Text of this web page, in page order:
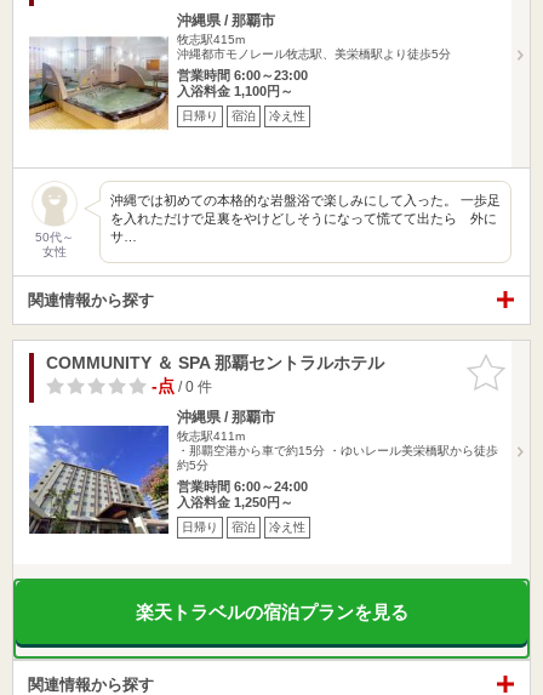
沖縄県 / 那覇市
牧志駅415m
沖縄都市モノレール牧志駅、美栄橋駅より徒歩5分
営業時間 6:00～23:00
入浴料金 1,100円～
日帰り 宿泊 冷え性
50代～
女性
沖縄では初めての本格的な岩盤浴で楽しみにして入った。 一歩足
を入れただけで足裏をやけどしそうになって慌てて出たら 外に
サ…
関連情報から探す
お気に入
りに追加
COMMUNITY ＆ SPA 那覇セントラルホテル
-点/ 0 件
沖縄県 / 那覇市
牧志駅411m
・那覇空港から車で約15分 ・ゆいレール美栄橋駅から徒歩
約5分
営業時間 6:00～24:00
入浴料金 1,250円～
日帰り 宿泊 冷え性
楽天トラベルの宿泊プランを見る
関連情報から探す